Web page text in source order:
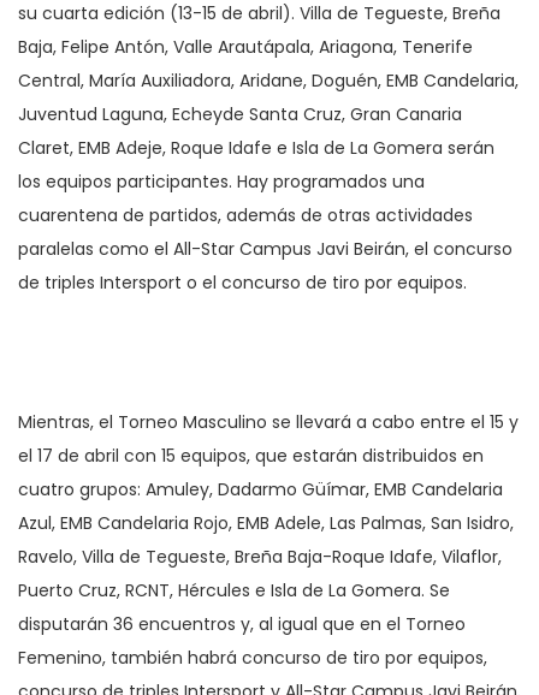
su cuarta edición (13-15 de abril). Villa de Tegueste, Breña
Baja, Felipe Antón, Valle Arautápala, Ariagona, Tenerife
Central, María Auxiliadora, Aridane, Doguén, EMB Candelaria,
Juventud Laguna, Echeyde Santa Cruz, Gran Canaria
Claret, EMB Adeje, Roque Idafe e Isla de La Gomera serán
los equipos participantes. Hay programados una
cuarentena de partidos, además de otras actividades
paralelas como el All-Star Campus Javi Beirán, el concurso
de triples Intersport o el concurso de tiro por equipos.
Mientras, el Torneo Masculino se llevará a cabo entre el 15 y
el 17 de abril con 15 equipos, que estarán distribuidos en
cuatro grupos: Amuley, Dadarmo Güímar, EMB Candelaria
Azul, EMB Candelaria Rojo, EMB Adele, Las Palmas, San Isidro,
Ravelo, Villa de Tegueste, Breña Baja-Roque Idafe, Vilaflor,
Puerto Cruz, RCNT, Hércules e Isla de La Gomera. Se
disputarán 36 encuentros y, al igual que en el Torneo
Femenino, también habrá concurso de tiro por equipos,